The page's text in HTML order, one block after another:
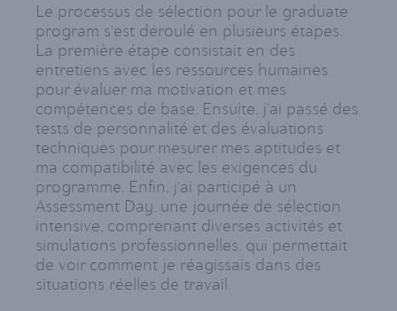
Le processus de sélection pour le graduate
program s'est déroulé en plusieurs étapes.
La première étape consistait en des
entretiens avec les ressources humaines
pour évaluer ma motivation et mes
compétences de base. Ensuite, j'ai passé des
tests de personnalité et des évaluations
techniques pour mesurer mes aptitudes et
ma compatibilité avec les exigences du
programme. Enfin, j'ai participé à un
Assessment Day, une journée de sélection
intensive, comprenant diverses activités et
simulations professionnelles, qui permettait
de voir comment je réagissais dans des
situations réelles de travail.